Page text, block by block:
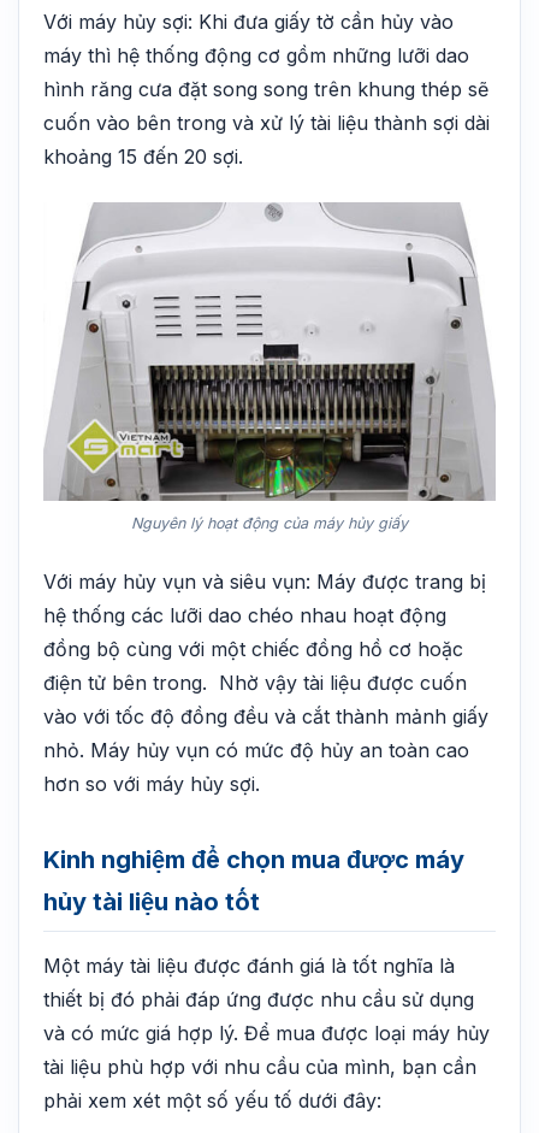
Với máy hủy sợi: Khi đưa giấy tờ cần hủy vào
máy thì hệ thống động cơ gồm những lưỡi dao
hình răng cưa đặt song song trên khung thép sẽ
cuốn vào bên trong và xử lý tài liệu thành sợi dài
khoảng 15 đến 20 sợi.
Nguyên lý hoạt động của máy hủy giấy
Với máy hủy vụn và siêu vụn: Máy được trang bị
hệ thống các lưỡi dao chéo nhau hoạt động
đồng bộ cùng với một chiếc đồng hồ cơ hoặc
điện tử bên trong. Nhờ vậy tài liệu được cuốn
vào với tốc độ đồng đều và cắt thành mảnh giấy
nhỏ. Máy hủy vụn có mức độ hủy an toàn cao
hơn so với máy hủy sợi.
Kinh nghiệm để chọn mua được máy
hủy tài liệu nào tốt
Một máy tài liệu được đánh giá là tốt nghĩa là
thiết bị đó phải đáp ứng được nhu cầu sử dụng
và có mức giá hợp lý. Để mua được loại máy hủy
tài liệu phù hợp với nhu cầu của mình, bạn cần
phải xem xét một số yếu tố dưới đây: